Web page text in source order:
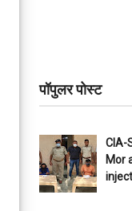
पॉपुलर पोस्ट
CIA-
Mor